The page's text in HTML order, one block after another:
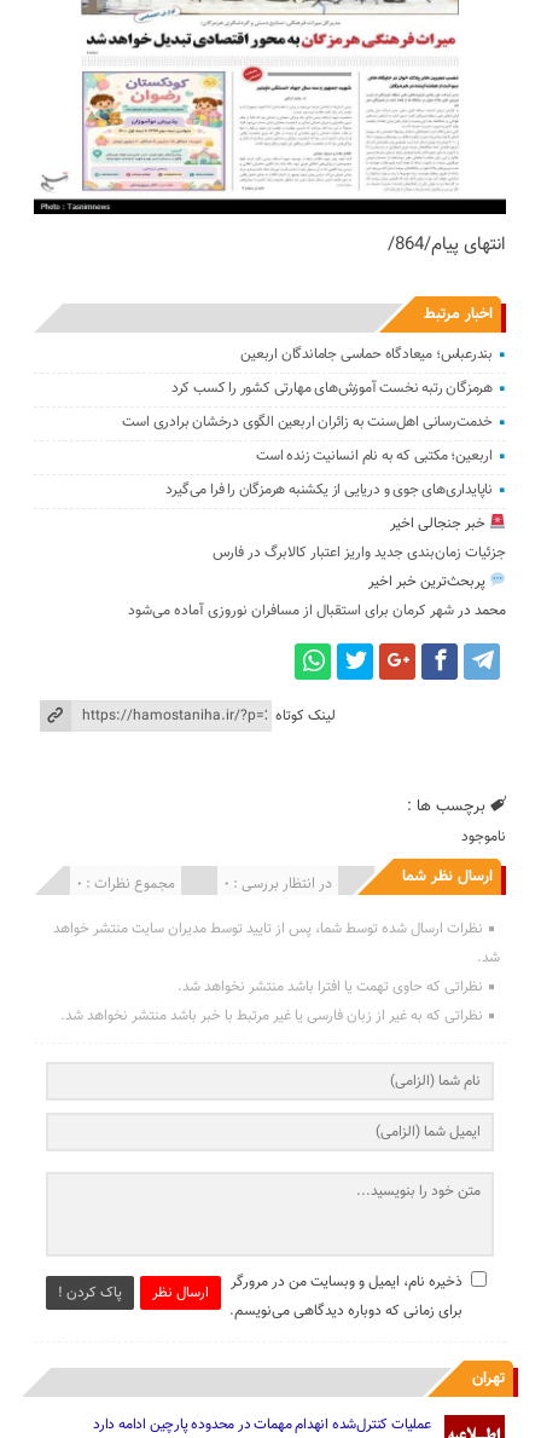
انتهای پیام/864/
اخبار مرتبط
بندرعباس؛ میعادگاه حماسی جاماندگان اربعین
هرمزگان رتبه نخست آموزش‌های مهارتی کشور را کسب کرد
خدمت‌رسانی اهل‌سنت به زائران اربعین الگوی درخشان برادری است
اربعین؛ مکتبی که به نام انسانیت زنده است
ناپایداری‌های جوی و دریایی از یکشنبه هرمزگان را فرا می‌گیرد
خبر جنجالی اخیر
جزئیات زمان‌بندی جدید واریز اعتبار کالابرگ در فارس
پربحث‌ترین خبر اخیر
محمد درشهر کرمان برای استقبال از مسافران نوروزی آماده می‌شود
لینک کوتاه
برچسب ها :
ناموجود
ارسال نظر شما مجموع نظرات : 0 در انتظار بررسی : 0 انتشار یافته : 0
نظرات ارسال شده توسط شما، پس از تایید توسط مدیران سایت منتشر خواهد
شد.
نظراتی که حاوی تهمت یا افترا باشد منتشر نخواهد شد.
نظراتی که به غیر از زبان فارسی یا غیر مرتبط با خبر باشد منتشر نخواهد شد.
ارسال نظر پاک کردن !
ذخیره نام، ایمیل و وبسایت من در مرورگر
برای زمانی که دوباره دیدگاهی می‌نویسم.
تهران
عملیات کنترل‌شده انهدام مهمات در محدوده پارچین ادامه دارد